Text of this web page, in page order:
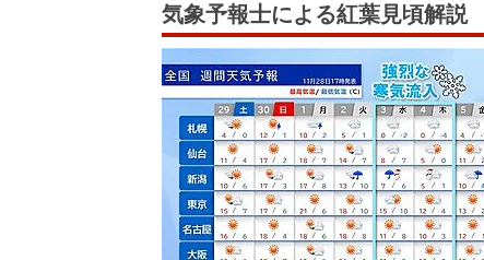
気象予報士による紅葉見頃解説